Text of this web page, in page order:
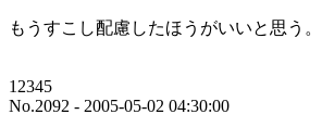
もうすこし配慮したほうがいいと思う。
12345
No.2092 - 2005-05-02 04:30:00